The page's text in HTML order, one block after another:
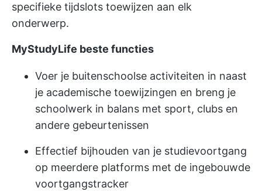
specifieke tijdslots toewijzen aan elk
onderwerp.
MyStudyLife beste functies
Voer je buitenschoolse activiteiten in naast
je academische toewijzingen en breng je
schoolwerk in balans met sport, clubs en
andere gebeurtenissen
Effectief bijhouden van je studievoortgang
op meerdere platforms met de ingebouwde
voortgangstracker